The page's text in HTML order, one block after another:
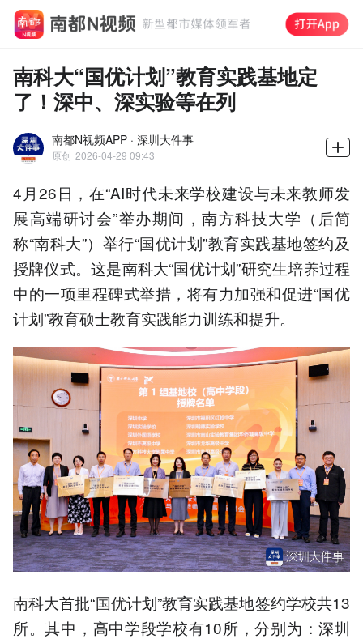
南科大“国优计划”教育实践基地定
了！深中、深实验等在列
南都N视频APP · 深圳大件事
原创 2026-04-29 09:43
4月26日，在“AI时代未来学校建设与未来教师发
展高端研讨会”举办期间，南方科技大学（后简
称“南科大”）举行“国优计划”教育实践基地签约及
授牌仪式。这是南科大“国优计划”研究生培养过程
中的一项里程碑式举措，将有力加强和促进“国优
计划”教育硕士教育实践能力训练和提升。
南科大首批“国优计划”教育实践基地签约学校共13
所。其中，高中学段学校有10所，分别为：深圳